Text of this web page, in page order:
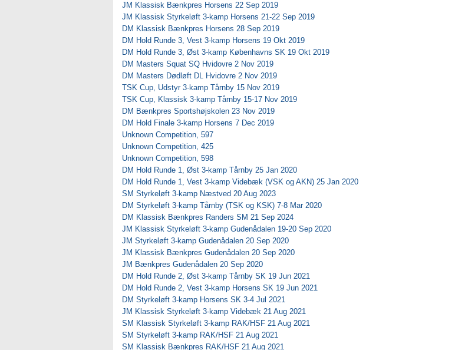
JM Klassisk Bænkpres Horsens 22 Sep 2019
JM Klassisk Styrkeløft 3-kamp Horsens 21-22 Sep 2019
DM Klassisk Bænkpres Horsens 28 Sep 2019
DM Hold Runde 3, Vest 3-kamp Horsens 19 Okt 2019
DM Hold Runde 3, Øst 3-kamp Københavns SK 19 Okt 2019
DM Masters Squat SQ Hvidovre 2 Nov 2019
DM Masters Dødløft DL Hvidovre 2 Nov 2019
TSK Cup, Udstyr 3-kamp Tårnby 15 Nov 2019
TSK Cup, Klassisk 3-kamp Tårnby 15-17 Nov 2019
DM Bænkpres Sportshøjskolen 23 Nov 2019
DM Hold Finale 3-kamp Horsens 7 Dec 2019
Unknown Competition, 597
Unknown Competition, 425
Unknown Competition, 598
DM Hold Runde 1, Øst 3-kamp Tårnby 25 Jan 2020
DM Hold Runde 1, Vest 3-kamp Videbæk (VSK og AKN) 25 Jan 2020
SM Styrkeløft 3-kamp Næstved 20 Aug 2023
DM Styrkeløft 3-kamp Tårnby (TSK og KSK) 7-8 Mar 2020
DM Klassisk Bænkpres Randers SM 21 Sep 2024
JM Klassisk Styrkeløft 3-kamp Gudenådalen 19-20 Sep 2020
JM Styrkeløft 3-kamp Gudenådalen 20 Sep 2020
JM Klassisk Bænkpres Gudenådalen 20 Sep 2020
JM Bænkpres Gudenådalen 20 Sep 2020
DM Hold Runde 2, Øst 3-kamp Tårnby SK 19 Jun 2021
DM Hold Runde 2, Vest 3-kamp Horsens SK 19 Jun 2021
DM Styrkeløft 3-kamp Horsens SK 3-4 Jul 2021
JM Klassisk Styrkeløft 3-kamp Videbæk 21 Aug 2021
SM Klassisk Styrkeløft 3-kamp RAK/HSF 21 Aug 2021
SM Styrkeløft 3-kamp RAK/HSF 21 Aug 2021
SM Klassisk Bænkpres RAK/HSF 21 Aug 2021